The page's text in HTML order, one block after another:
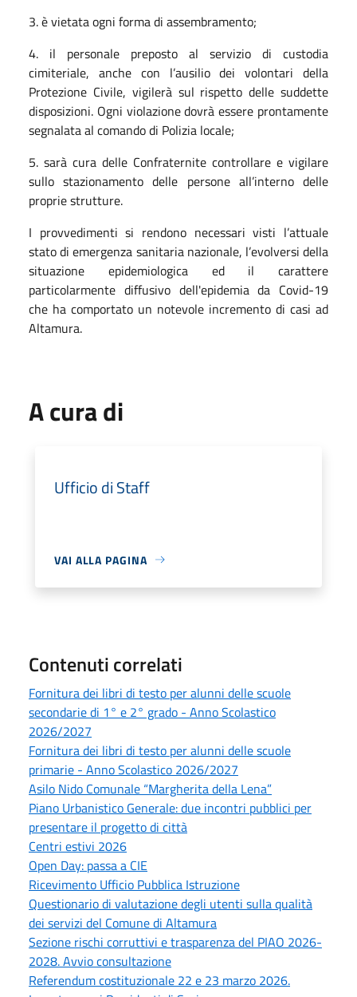
3. è vietata ogni forma di assembramento;
4. il personale preposto al servizio di custodia
cimiteriale, anche con l’ausilio dei volontari della
Protezione Civile, vigilerà sul rispetto delle suddette
disposizioni. Ogni violazione dovrà essere prontamente
segnalata al comando di Polizia locale;
5. sarà cura delle Confraternite controllare e vigilare
sullo stazionamento delle persone all’interno delle
proprie strutture.
I provvedimenti si rendono necessari visti l’attuale
stato di emergenza sanitaria nazionale, l’evolversi della
situazione epidemiologica ed il carattere
particolarmente diffusivo dell'epidemia da Covid-19
che ha comportato un notevole incremento di casi ad
Altamura.
A cura di
Ufficio di Staff
VAI ALLA PAGINA
Contenuti correlati
Fornitura dei libri di testo per alunni delle scuole
secondarie di 1° e 2° grado - Anno Scolastico
2026/2027
Fornitura dei libri di testo per alunni delle scuole
primarie - Anno Scolastico 2026/2027
Asilo Nido Comunale “Margherita della Lena”
Piano Urbanistico Generale: due incontri pubblici per
presentare il progetto di città
Centri estivi 2026
Open Day: passa a CIE
Ricevimento Ufficio Pubblica Istruzione
Questionario di valutazione degli utenti sulla qualità
dei servizi del Comune di Altamura
Sezione rischi corruttivi e trasparenza del PIAO 2026-
2028. Avvio consultazione
Referendum costituzionale 22 e 23 marzo 2026.